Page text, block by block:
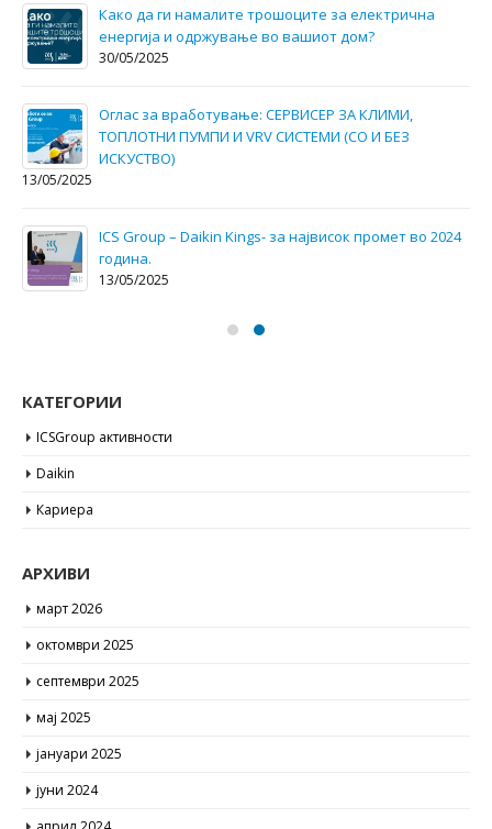
Како да ги намалите трошоците за електрична
енергија и одржување во вашиот дом?
30/05/2025
Оглас за вработување: СЕРВИСЕР ЗА КЛИМИ,
ТОПЛОТНИ ПУМПИ И VRV СИСТЕМИ (СО И БЕЗ
ИСКУСТВО)
13/05/2025
ICS Group – Daikin Kings- за највисок промет во 2024
годинa.
13/05/2025
КАТЕГОРИИ
ICSGroup активности
Daikin
Кариера
АРХИВИ
март 2026
октомври 2025
септември 2025
мај 2025
јануари 2025
јуни 2024